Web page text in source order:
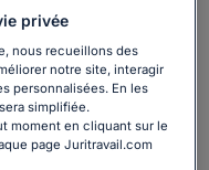
privée
nous recueillons des
notre site, interagir
personnalisées. En les
simplifiée.
moment en cliquant sur le
page Juritravail.com